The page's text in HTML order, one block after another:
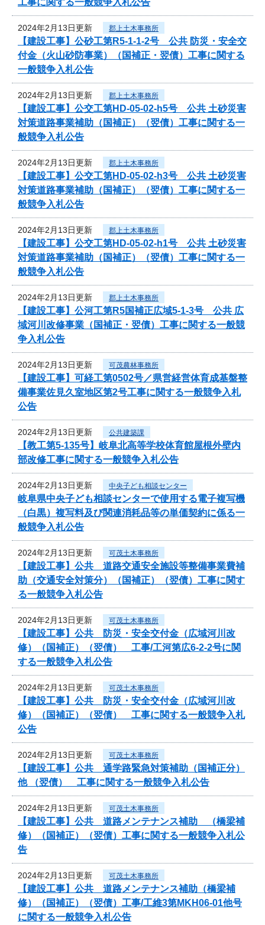
2024年2月13日更新 郡上土木事務所
【建設工事】公砂工第R5-1-1-2号 公共 防災・安全交
付金（火山砂防事業）（国補正・翌債）工事に関する
一般競争入札公告
2024年2月13日更新 郡上土木事務所
【建設工事】公交工第HD-05-02-h5号 公共 土砂災害
対策道路事業補助（国補正）（翌債）工事に関する一
般競争入札公告
2024年2月13日更新 郡上土木事務所
【建設工事】公交工第HD-05-02-h3号 公共 土砂災害
対策道路事業補助（国補正）（翌債）工事に関する一
般競争入札公告
2024年2月13日更新 郡上土木事務所
【建設工事】公交工第HD-05-02-h1号 公共 土砂災害
対策道路事業補助（国補正）（翌債）工事に関する一
般競争入札公告
2024年2月13日更新 郡上土木事務所
【建設工事】公河工第R5国補正広域5-1-3号 公共 広
域河川改修事業（国補正・翌債）工事に関する一般競
争入札公告
2024年2月13日更新 可茂農林事務所
【建設工事】可経工第0502号／県営経営体育成基盤整
備事業佐見久室地区第2号工事に関する一般競争入札
公告
2024年2月13日更新 公共建築課
【教工第5-135号】岐阜北高等学校体育館屋根外壁内
部改修工事に関する一般競争入札公告
2024年2月13日更新 中央子ども相談センター
岐阜県中央子ども相談センターで使用する電子複写機
（白黒）複写料及び関連消耗品等の単価契約に係る一
般競争入札公告
2024年2月13日更新 可茂土木事務所
【建設工事】公共 道路交通安全施設等整備事業費補
助（交通安全対策分）（国補正）（翌債）工事に関す
る一般競争入札公告
2024年2月13日更新 可茂土木事務所
【建設工事】公共 防災・安全交付金（広域河川改
修）（国補正）（翌債） 工事/工河第広6-2-2号に関
する一般競争入札公告
2024年2月13日更新 可茂土木事務所
【建設工事】公共 防災・安全交付金（広域河川改
修）（国補正）（翌債） 工事に関する一般競争入札
公告
2024年2月13日更新 可茂土木事務所
【建設工事】公共 通学路緊急対策補助（国補正分）
他 （翌債） 工事に関する一般競争入札公告
2024年2月13日更新 可茂土木事務所
【建設工事】公共 道路メンテナンス補助 （橋梁補
修）（国補正）（翌債）工事に関する一般競争入札公
告
2024年2月13日更新 可茂土木事務所
【建設工事】公共 道路メンテナンス補助（橋梁補
修）（国補正）（翌債）工事/工維3第MKH06-01他号
に関する一般競争入札公告